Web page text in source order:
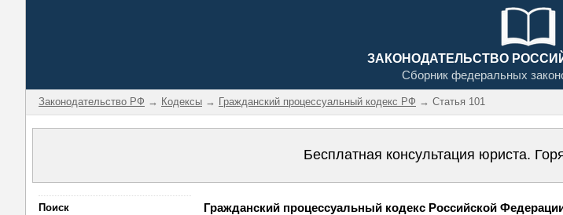
ЗАКОНОДАТЕЛЬСТВО
Сборник федеральных
Законодательство РФ → Кодексы → Гражданский процессуальный кодекс РФ → Статья 101
Бесплатная консультация юриста.
Поиск Гражданский процессуальный кодекс Российской Федерации